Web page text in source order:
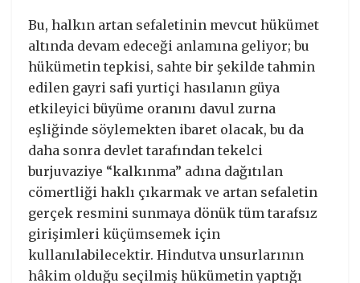
Bu, halkın artan sefaletinin mevcut hükümet
altında devam edeceği anlamına geliyor; bu
hükümetin tepkisi, sahte bir şekilde tahmin
edilen gayri safi yurtiçi hasılanın güya
etkileyici büyüme oranını davul zurna
eşliğinde söylemekten ibaret olacak, bu da
daha sonra devlet tarafından tekelci
burjuvaziye “kalkınma” adına dağıtılan
cömertliği haklı çıkarmak ve artan sefaletin
gerçek resmini sunmaya dönük tüm tarafsız
girişimleri küçümsemek için
kullanılabilecektir. Hindutva unsurlarının
hâkim olduğu seçilmiş hükümetin yaptığı